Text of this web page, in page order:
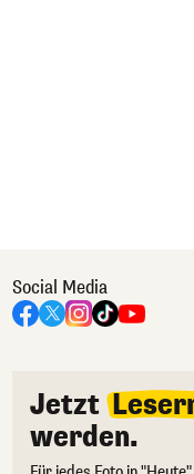
Social Media
Jetzt
werden.